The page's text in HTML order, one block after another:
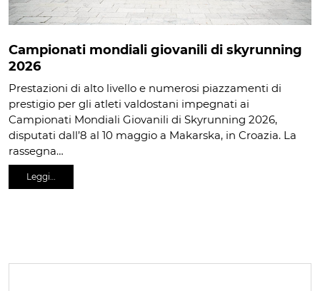
Campionati mondiali giovanili di skyrunning
2026
Prestazioni di alto livello e numerosi piazzamenti di
prestigio per gli atleti valdostani impegnati ai
Campionati Mondiali Giovanili di Skyrunning 2026,
disputati dall’8 al 10 maggio a Makarska, in Croazia. La
rassegna…
Leggi…